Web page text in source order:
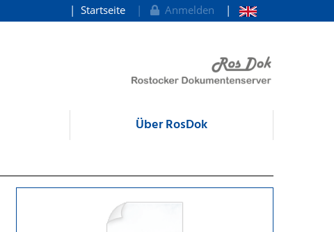
Startseite Anmelden
Über RosDok